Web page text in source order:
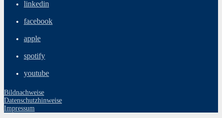
linkedin
facebook
apple
spotify
youtube
Bildnachweise
Datenschutzhinweise
Impressum